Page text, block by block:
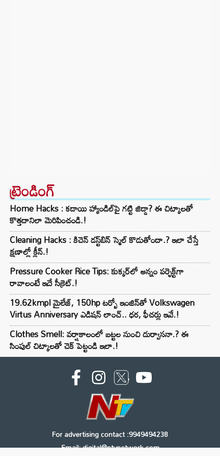
ట్రెండింగ్‌
Home Hacks : కడాయి హ్యాండిల్‌పై గట్టి జిడ్డా? ఈ చిట్కాలతో
కొత్తదానిలా మెరిపించండి.!
Cleaning Hacks : కిచెన్ డస్ట్‌బిన్ స్మెల్ కొడుతోందా.? ఇలా చేస్తే
క్షణాల్లో క్లీన్.!
Pressure Cooker Rice Tips: కుక్కర్‌లో అన్నం పర్ఫెక్ట్‌గా
రావాలంటే ఇదే సీక్రెట్.!
19.62kmpl మైలేజ్, 150hp టర్బో ఇంజిన్‌తో Volkswagen
Virtus Anniversary ఎడిషన్ లాంచ్.. ధర, ఫీచర్లు ఇవే.!
Clothes Smell: వర్షాకాలంలో బట్టల నుంచి దుర్వాసనా.? ఈ
సింపుల్ చిట్కాలతో చెక్ పెట్టండి ఇలా.!
For advertising contact :9949494238
Email: digital@ntvnetwork.com